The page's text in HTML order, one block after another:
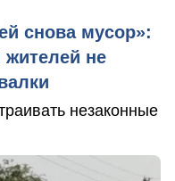
снова мусор»:
жителей не
незаконные